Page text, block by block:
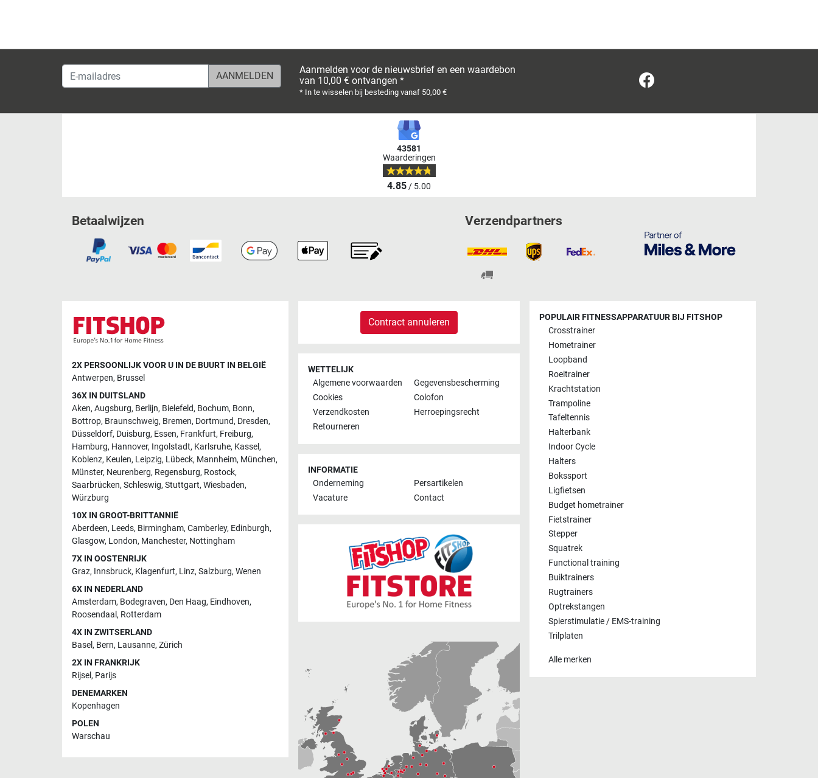
E-mailadres
Aanmelden voor de nieuwsbrief en een waardebon
van 10,00 € ontvangen *
* In te wisselen bij besteding vanaf 50,00 €
43581
Waarderingen
4.85/ 5.00
Betaalwijzen Verzendpartners
2X PERSOONLIJK VOOR U IN DE BUURT IN BELGIË
Antwerpen, Brussel
36X IN DUITSLAND
Aken, Augsburg, Berlijn, Bielefeld, Bochum, Bonn,
Bottrop, Braunschweig, Bremen, Dortmund, Dresden,
Düsseldorf, Duisburg, Essen, Frankfurt, Freiburg,
Hamburg, Hannover, Ingolstadt, Karlsruhe, Kassel,
Koblenz, Keulen, Leipzig, Lübeck, Mannheim, München,
Münster, Neurenberg, Regensburg, Rostock,
Saarbrücken, Schleswig, Stuttgart, Wiesbaden,
Würzburg
10X IN GROOT-BRITTANNIË
Aberdeen, Leeds, Birmingham, Camberley, Edinburgh,
Glasgow, London, Manchester, Nottingham
7X IN OOSTENRIJK
Graz, Innsbruck, Klagenfurt, Linz, Salzburg, Wenen
6X IN NEDERLAND
Amsterdam, Bodegraven, Den Haag, Eindhoven,
Roosendaal , Rotterdam
4X IN ZWITSERLAND
Basel, Bern, Lausanne, Zürich
2X IN FRANKRIJK
Rijsel, Parijs
DENEMARKEN
Kopenhagen
POLEN
Warschau
Contract annuleren
WETTELIJK
Algemene voorwaarden
Gegevensbescherming
Cookies
Colofon
Verzendkosten
Herroepingsrecht
Retourneren
INFORMATIE
Onderneming
Persartikelen
Vacature
Contact
POPULAIR FITNESSAPPARATUUR BIJ FITSHOP
Crosstrainer
Hometrainer
Loopband
Roeitrainer
Krachtstation
Trampoline
Tafeltennis
Halterbank
Indoor Cycle
Halters
Bokssport
Ligfietsen
Budget hometrainer
Fietstrainer
Stepper
Squatrek
Functional training
Buiktrainers
Rugtrainers
Optrekstangen
Spierstimulatie / EMS-training
Trilplaten
Alle merken